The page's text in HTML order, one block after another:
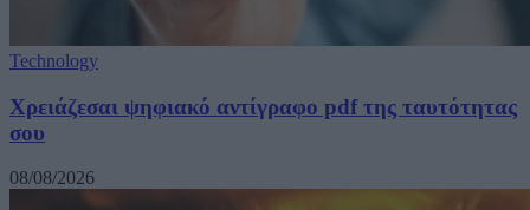
Technology
Χρειάζεσαι ψηφιακό αντίγραφο pdf της ταυτότητας
σου
08/08/2026